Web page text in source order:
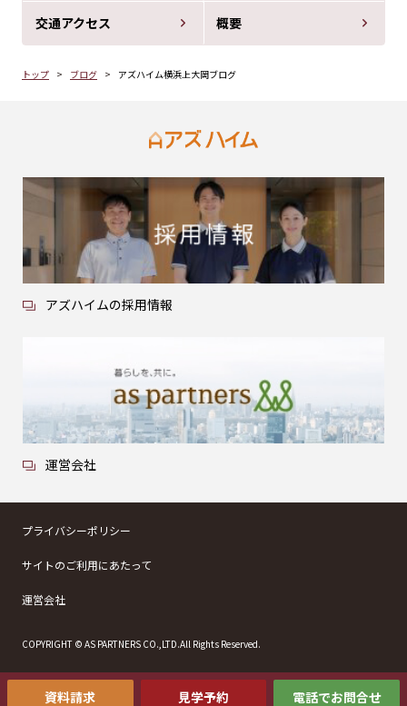
資料請求 見学予約 電話でお問合せ
交通アクセス 概要
トップ ブログ アズハイム横浜上大岡ブログ
アズハイムの採用情報
運営会社
プライバシーポリシー
サイトのご利用にあたって
運営会社
COPYRIGHT © AS PARTNERS CO.,LTD.All Rights Reserved.